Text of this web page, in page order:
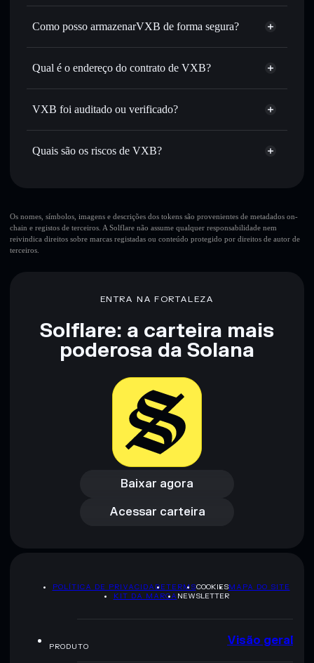
inteligente de ordens para obteres o melhor preço
Utilizar DCA— investir de forma faseada ao longo do
publicamente as carteiras usando o Agregador de
Acompanhar em tempo real
volume, capitalização de mercado e liquidez de VXB
Agregador de Privacidade
Solflare VXB
Como posso armazenarVXB de forma segura?
VXB
carteira não-
Agregador de Privacidade
Qual é o endereço do contrato de VXB?
VXB
Solflare
VXB foi auditado ou verificado?
VXB não está verificado
Quais são os riscos de VXB?
VXB
mutáveis
pesquisa. Dados fornecidos pelo rugcheck.xyz.
Os nomes, símbolos, imagens e descrições dos tokens são provenientes de metadados on-
chain e registos de terceiros. A Solflare não assume qualquer responsabilidade nem
reivindica direitos sobre marcas registadas ou conteúdo protegido por direitos de autor de
terceiros.
ENTRA NA FORTALEZA
Solflare: a carteira mais
poderosa da Solana
Baixar agora
Baixar agora
Acessar carteira
Acessar carteira
POLÍTICA DE PRIVACIDADETERMSCOOKIESMAPA DO SITE
KIT DA MARCA NEWSLETTER
PRODUTO Visão geral